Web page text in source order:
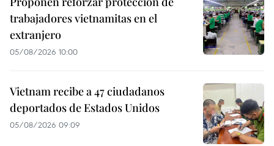
trabajadores vietnamitas en el
extranjero
05/08/2026 10:00
Vietnam recibe a 47 ciudadanos
deportados de Estados Unidos
05/08/2026 09:09